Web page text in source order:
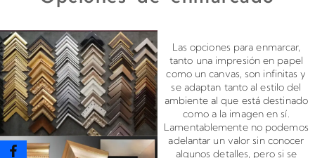
Las opciones para enmarcar,
tanto una impresión en papel
como un canvas, son infinitas y
se adaptan tanto al estilo del
ambiente al que está destinado
como a la imagen en sí.
Lamentablemente no podemos
adelantar un valor sin conocer
algunos detalles, pero si se